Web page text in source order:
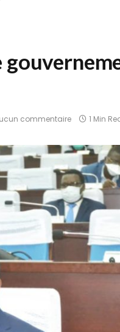
commentaire 1 Min